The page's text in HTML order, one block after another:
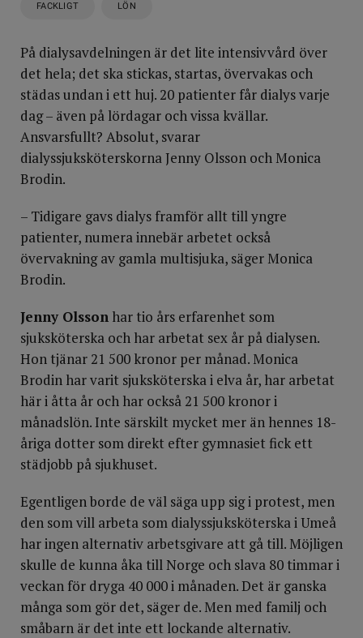
FACKLIGT LÖN
På dialysavdelningen är det lite intensivvård över
det hela; det ska stickas, startas, övervakas och
städas undan i ett huj. 20 patienter får dialys varje
dag – även på lördagar och vissa kvällar.
Ansvarsfullt? Absolut, svarar
dialyssjuksköterskorna Jenny Olsson och Monica
Brodin.
– Tidigare gavs dialys framför allt till yngre
patienter, numera innebär arbetet också
övervakning av gamla multisjuka, säger Monica
Brodin.
Jenny Olsson har tio års erfarenhet som
sjuksköterska och har arbetat sex år på dialysen.
Hon tjänar 21 500 kronor per månad. Monica
Brodin har varit sjuksköterska i elva år, har arbetat
här i åtta år och har också 21 500 kronor i
månadslön. Inte särskilt mycket mer än hennes 18-
åriga dotter som direkt efter gymnasiet fick ett
städjobb på sjukhuset.
Egentligen borde de väl säga upp sig i protest, men
den som vill arbeta som dialyssjuksköterska i Umeå
har ingen alternativ arbetsgivare att gå till. Möjligen
skulle de kunna åka till Norge och slava 80 timmar i
veckan för dryga 40 000 i månaden. Det är ganska
många som gör det, säger de. Men med familj och
småbarn är det inte ett lockande alternativ.